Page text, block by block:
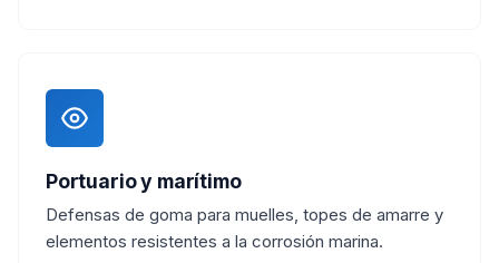
Portuario y marítimo
Defensas de goma para muelles, topes de amarre y
elementos resistentes a la corrosión marina.